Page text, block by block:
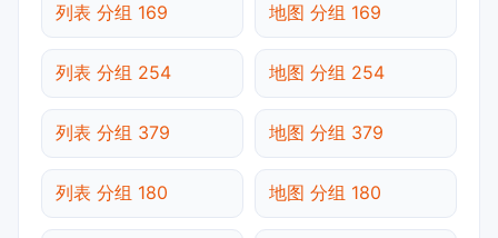
列表 分组 169 地图 分组 169
列表 分组 254 地图 分组 254
列表 分组 379 地图 分组 379
列表 分组 180 地图 分组 180